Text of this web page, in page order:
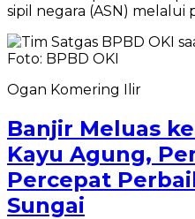
sipil negara (ASN) melalui
Ogan Komering Ilir
Banjir Meluas
Kayu Agung,
Percepat
Sungai